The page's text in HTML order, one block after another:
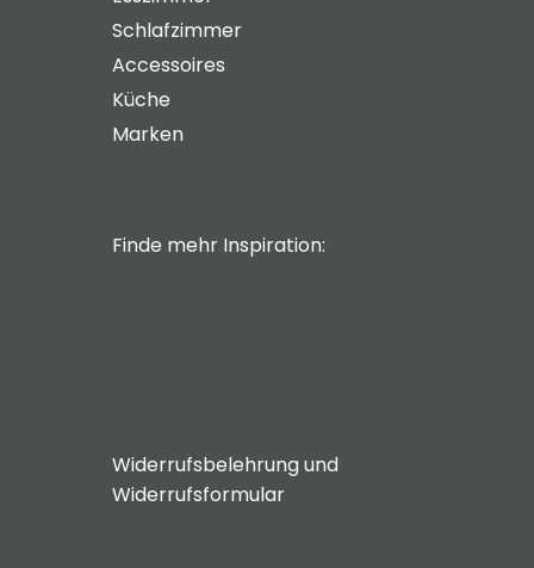
Schlafzimmer
Accessoires
Küche
Marken
Finde mehr Inspiration:
Widerrufsbelehrung und
Widerrufsformular